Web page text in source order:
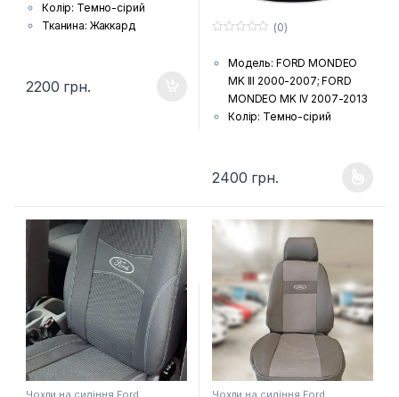
Колір: Темно-сірий
Тканина: Жаккард
Країна виробник: Україна
Комплектація: Передні
(в тон тканини)
Лого: Логотип марки авто
на чохлах на передніх
сидіннях
2200 грн.
5
(0)
Модель: FORD MONDEO
MK III 2000-2007; FORD
MONDEO MK IV 2007-2013
Колір: Темно-сірий
накаткою зсередини
Країна виробник: Україна
сидіння, задній диван та
спинка, підголовники (за
комплектацією автівки),
підлокітники і фальшпанелі
(якщо є у моделі)
Шов: Подвійна відстрочка
Лого: Логотип марки авто
на чохлах для передніх
сидінь
2400 грн.
Цей товар має кілька